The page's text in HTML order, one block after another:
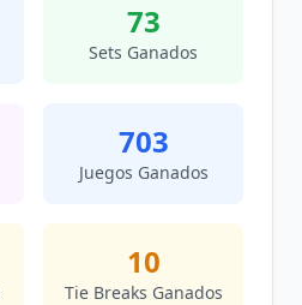
73
Sets Ganados
703
Juegos Ganados
10
Tie Breaks Ganados